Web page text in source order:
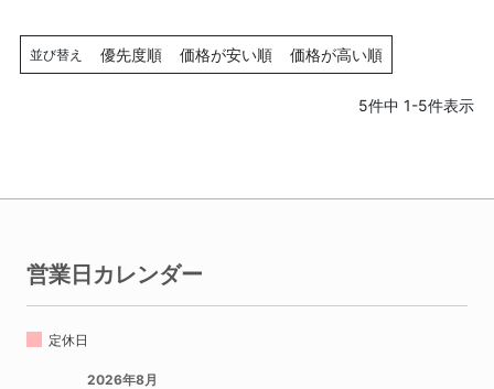
並び替え 優先度順 価格が安い順 価格が高い順
5件中 1-5件表示
営業日カレンダー
定休日
2026年8月